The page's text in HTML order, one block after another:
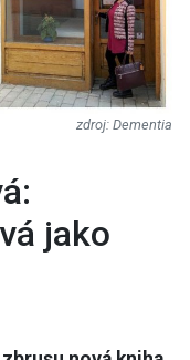
Dementia
jako